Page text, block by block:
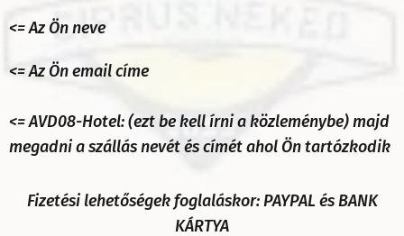
<= Az Ön neve
<= Az Ön email címe
<= AVD08-Hotel: (ezt be kell írni a közleménybe) majd
megadni a szállás nevét és címét ahol Ön tartózkodik
Fizetési lehetőségek foglaláskor: PAYPAL és BANK
KÁRTYA